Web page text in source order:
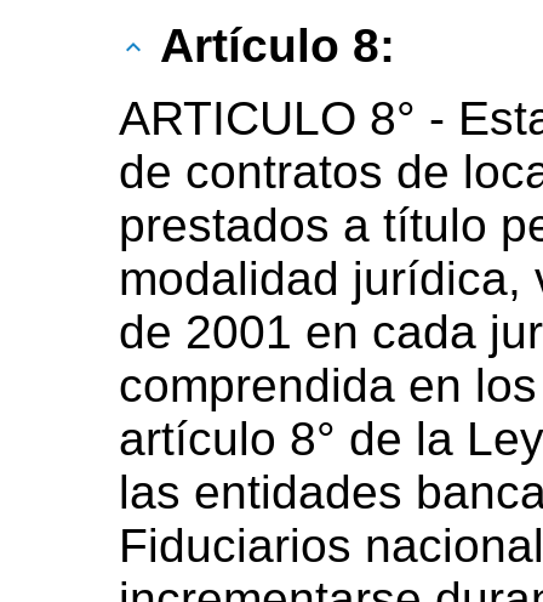
Artículo 8:
ARTICULO 8° -
de contratos de
prestados a título
modalidad jurídica,
de 2001 en cada
comprendida en
artículo 8° de la
las entidades
Fiduciarios